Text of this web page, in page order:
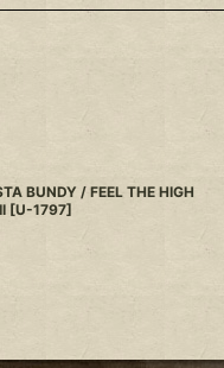
BUNDY / FEEL THE HIGH
[U-1797]